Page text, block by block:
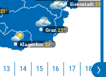
Graz25°
Klagenfurt 23°
Eisenstadt 25°
13 14 15 16 17 18